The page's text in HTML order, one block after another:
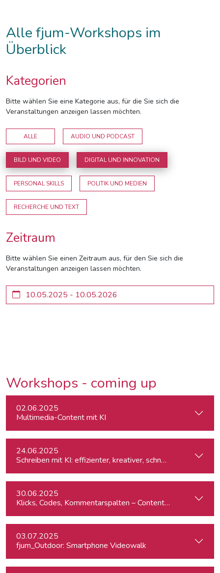
Alle fjum-Workshops im
Überblick
Kategorien
Bitte wählen Sie eine Kategorie aus, für die Sie sich die
Veranstaltungen anzeigen lassen möchten.
ALLE AUDIO UND PODCAST
BILD UND VIDEO DIGITAL UND INNOVATION
PERSONAL SKILLS POLITIK UND MEDIEN
RECHERCHE UND TEXT
Zeitraum
Bitte wählen Sie einen Zeitraum aus, für den Sie sich die
Veranstaltungen anzeigen lassen möchten.
Workshops - coming up
02.06.2025
Multimedia-Content mit KI
24.06.2025
Schreiben mit KI: effizienter, kreativer, schneller
30.06.2025
Klicks, Codes, Kommentarspalten – Content-Produktion
03.07.2025
fjum_Outdoor: Smartphone Videowalk